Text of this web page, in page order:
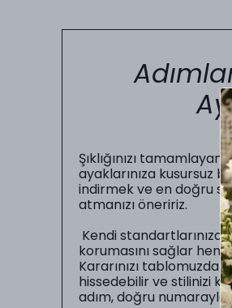
Şıklığınızı
ayaklarınıza kusursuz
indirmek ve en doğru
atmanızı öneririz.
Kendi standartlarınıza
korumasını sağlar hem
Kararınızı
hissedebilir ve stilinizi
adım, doğru numarayla